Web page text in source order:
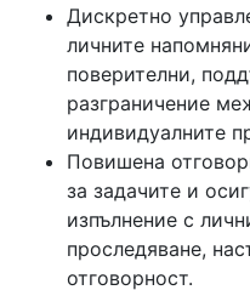
Дискретно
личните
поверителни,
разграничение
индивидуалните
Повишена
за задачите и
изпълнение с
проследяване,
отговорност.